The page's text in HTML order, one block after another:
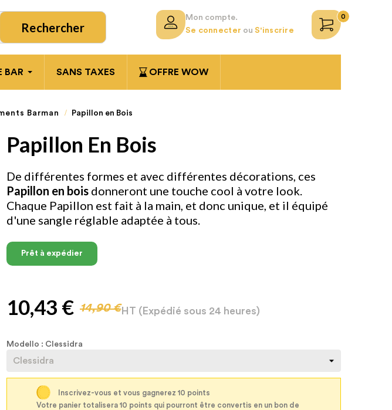
Rechercher
Mon compte.
Se connecter ou S'inscrire
0
BAR SANS TAXES OFFRE WOW
Barman Papillon en Bois
Papillon En Bois
De différentes formes et avec différentes décorations, ces
Papillon en bois donneront une touche cool à votre look.
Chaque Papillon est fait à la main, et donc unique, et il équipé
d'une sangle réglable adaptée à tous.
Prêt à expédier
10,43 € 14,90 €HT (Expédié sous 24 heures)
Modello : Clessidra
Inscrivez-vous et vous gagnerez 10 points
Votre panier totalisera 10 points qui pourront être convertis en un bon de